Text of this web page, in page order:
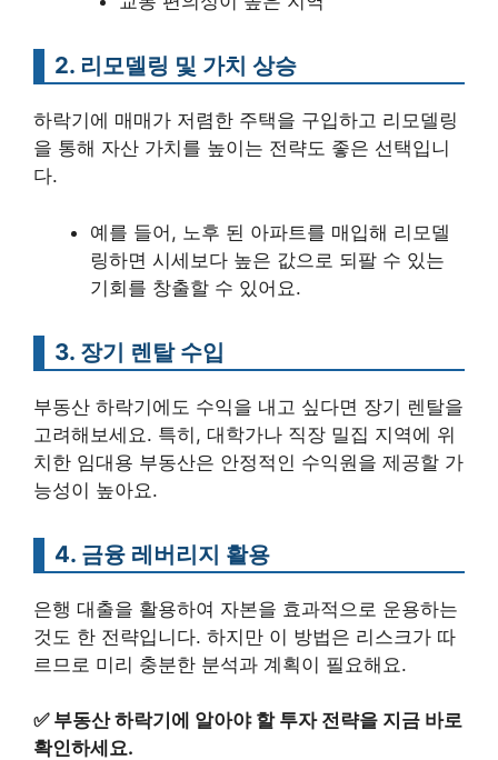
2. 리모델링 및 가치 상승
하락기에 매매가 저렴한 주택을 구입하고 리모델링
을 통해 자산 가치를 높이는 전략도 좋은 선택입니
다.
예를 들어, 노후 된 아파트를 매입해 리모델
링하면 시세보다 높은 값으로 되팔 수 있는
기회를 창출할 수 있어요.
3. 장기 렌탈 수입
부동산 하락기에도 수익을 내고 싶다면 장기 렌탈을
고려해보세요. 특히, 대학가나 직장 밀집 지역에 위
치한 임대용 부동산은 안정적인 수익원을 제공할 가
능성이 높아요.
4. 금융 레버리지 활용
은행 대출을 활용하여 자본을 효과적으로 운용하는
것도 한 전략입니다. 하지만 이 방법은 리스크가 따
르므로 미리 충분한 분석과 계획이 필요해요.
✅ 부동산 하락기에 알아야 할 투자 전략을 지금 바로
확인하세요.